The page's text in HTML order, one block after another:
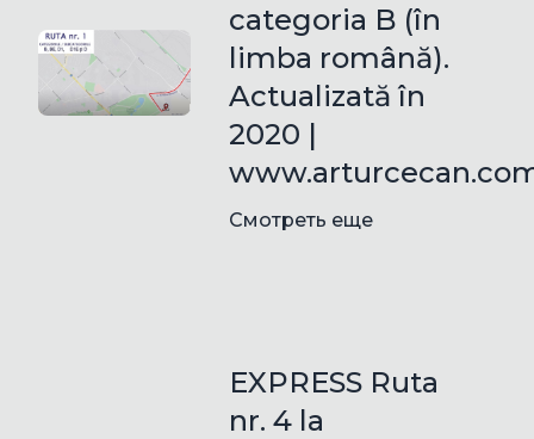
categoria B (în
limba română).
Actualizată în
2020 |
Смотреть еще
EXPRESS Ruta
nr. 4 la